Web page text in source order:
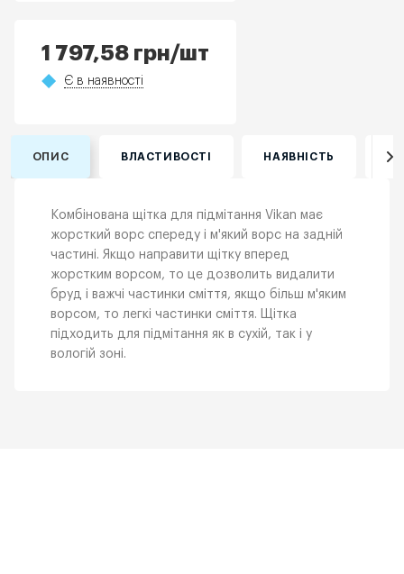
1 797,58 грн/шт
Є в наявності
ОПИС ВЛАСТИВОСТІ НАЯВНІСТЬ
Комбінована щітка для підмітання Vikan має
жорсткий ворс спереду і м'який ворс на задній
частині. Якщо направити щітку вперед
жорстким ворсом, то це дозволить видалити
бруд і важчі частинки сміття, якщо більш м'яким
ворсом, то легкі частинки сміття. Щітка
підходить для підмітання як в сухій, так і у
вологій зоні.